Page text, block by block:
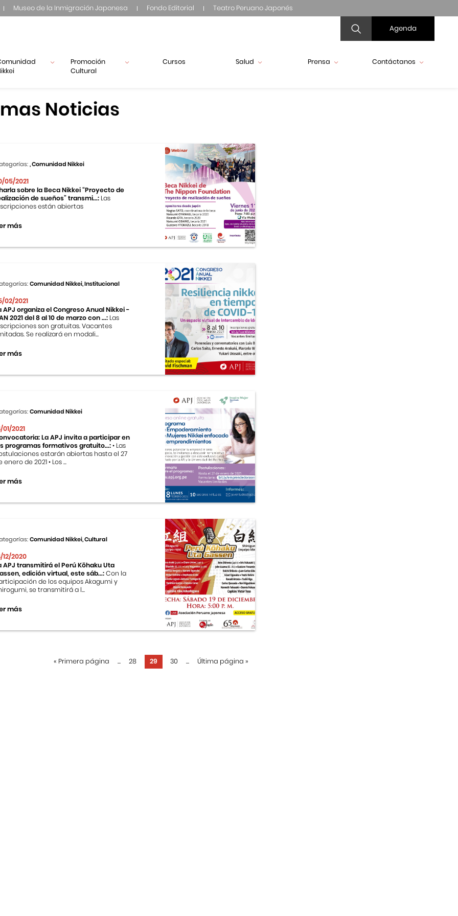
Museo de la Inmigración Japonesa Fondo Editorial Teatro Peruano Japonés
Agenda
Promoción
Cultural
Cursos Salud Prensa Contáctanos
Noticias
, Comunidad Nikkei
05/2021
sobre la Beca Nikkei “Proyecto de
de sueños” transmi...: Las
están abiertas
más
Comunidad Nikkei, Institucional
02/2021
APJ organiza el Congreso Anual Nikkei -
2021 del 8 al 10 de marzo con ...: Las
son gratuitas. Vacantes
Se realizará en modali...
más
Comunidad Nikkei
01/2021
La APJ invita a participar en
programas formativos gratuito...:• Las
estarán abiertas hasta el 27
enero de 2021 • Los ...
más
Comunidad Nikkei, Cultural
12/2020
APJ transmitirá el Perú Kōhaku Uta
edición virtual, este sáb...:Con la
de los equipos Akagumi y
se transmitirá a l...
más
« Primera página ... 28 29 30 ... Última página »